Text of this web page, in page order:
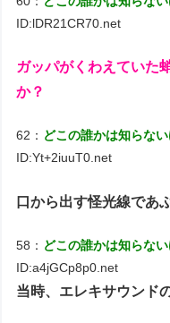
ID:lDR21CR70.net
ガッパがくわえていた
か？
62： どこの誰かは知らな
ID:Yt+2iuuT0.net
口から出す怪光線であ
58： どこの誰かは知らな
ID:a4jGCp8p0.net
当時、エレキサウンド